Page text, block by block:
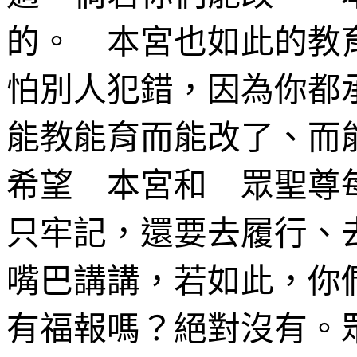
的。 本宮也如此的教
怕別人犯錯，因為你都
能教能育而能改了、
希望 本宮和 眾聖尊
只牢記，還要去履行
嘴巴講講，若如此，你
有福報嗎？絕對沒有。